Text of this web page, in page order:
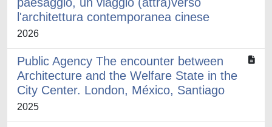
l'architettura contemporanea cinese
2026
Public Agency The encounter between
Architecture and the Welfare State in the
City Center. London, México, Santiago
2025